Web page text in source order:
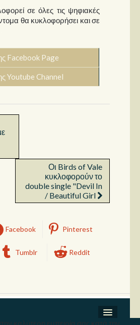
σε όλες τις ψηφιακές
θα κυκλοφορήσει και σε
Facebook Page
Youtube Channel
Οι Birds of Vale
κυκλοφορούν το
double single "Devil In
/ Beautiful Girl
Facebook Pinterest
Tumblr Reddit
καλύτερη εμπειρία σας κατά την